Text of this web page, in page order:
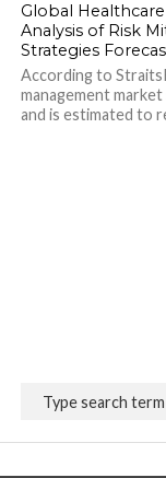
Global
Analysis of Risk
Strategies
According to
management market
and is estimated to